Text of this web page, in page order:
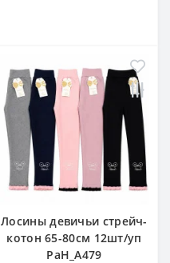
Лосины девичьи стрейч-
котон 65-80см 12шт/уп
РаН_А479